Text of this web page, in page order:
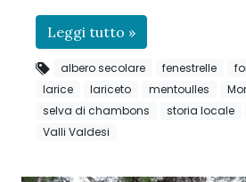
Leggi tutto »
albero secolare fenestrelle
larice
lariceto mentoulles
selva di chambons
storia locale
Valli Valdesi